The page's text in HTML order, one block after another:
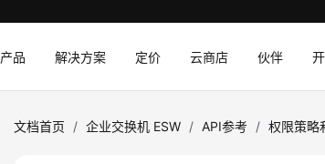
产品 解决方案 定价 云商店 伙伴
文档首页 / 企业交换机 ESW / API参考 / 权限策略